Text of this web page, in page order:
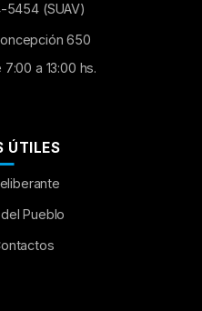
(SUAV)
650
a 13:00 hs.
ÚTILES
Pueblo